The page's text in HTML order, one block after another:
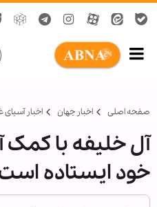
صفحه اصلی اخبار جهان اخبار آسیای
آل خلیفه با
خود ایستاده